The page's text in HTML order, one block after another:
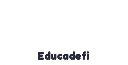
Educadefi